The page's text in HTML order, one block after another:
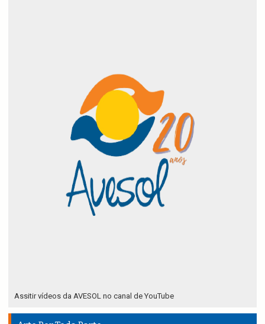
Assitir vídeos da AVESOL no canal de YouTube